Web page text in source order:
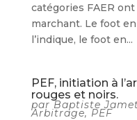
catégories FAER
marchant. Le foot
l’indique, le foot en...
PEF, initiation à
rouges et noirs.
parBaptiste
Arbitrage, PEF